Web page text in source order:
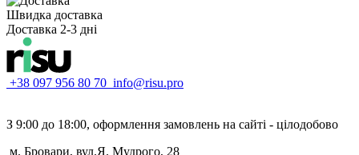
Швидка доставка
Доставка 2-3 дні
+38 097 956 80 70 info@risu.pro
З 9:00 до 18:00, оформлення замовлень на сайті - цілодобово
м. Бровари, вул.Я. Мудрого, 28